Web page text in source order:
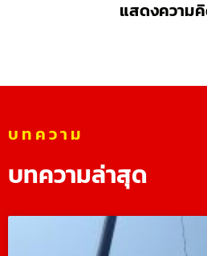
แสดงความ
บทความ
บทความล่าสุด